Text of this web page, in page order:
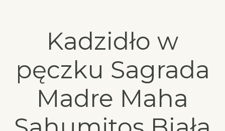
Kadzidło w
pęczku Sagrada
Madre Maha